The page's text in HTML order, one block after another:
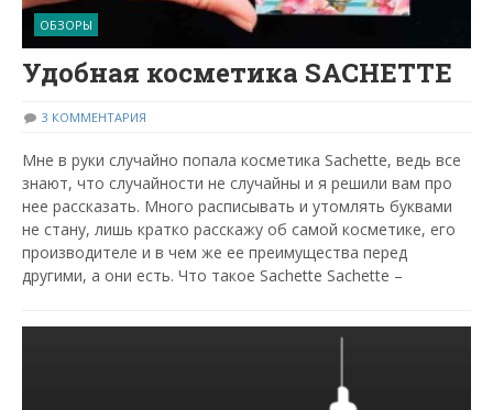
ОБЗОРЫ
Удобная косметика SACHETTE
3 КОММЕНТАРИЯ
Мне в руки случайно попала косметика Sachette, ведь все
знают, что случайности не случайны и я решили вам про
нее рассказать. Много расписывать и утомлять буквами
не стану, лишь кратко расскажу об самой косметике, его
производителе и в чем же ее преимущества перед
другими, а они есть. Что такое Sachette Sachette –